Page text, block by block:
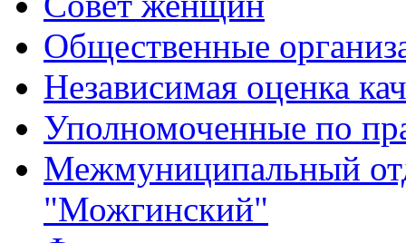
Общественные
Независимая оценка
Уполномоченные по
Межмуниципальный
"Можгинский"